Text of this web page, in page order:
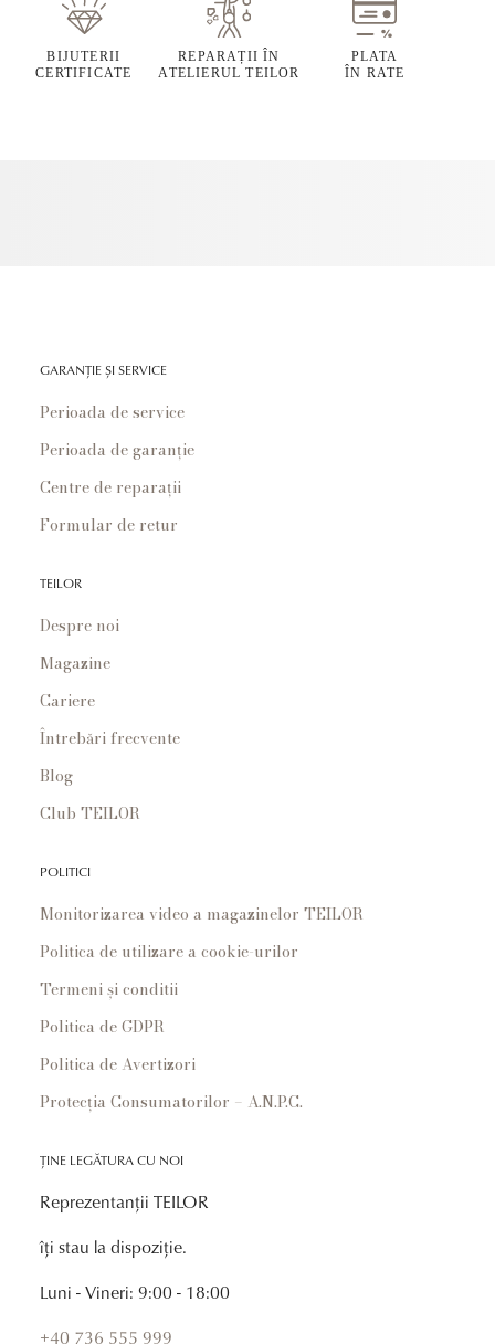
BIJUTERII
CERTIFICATE
REPARAȚII ÎN
ATELIERUL TEILOR
PLATA
ÎN RATE
GARANȚIE ȘI SERVICE
Perioada de service
Perioada de garanție
Centre de reparații
Formular de retur
TEILOR
Despre noi
Magazine
Cariere
Întrebări frecvente
Blog
Club TEILOR
POLITICI
Monitorizarea video a magazinelor TEILOR
Politica de utilizare a cookie-urilor
Termeni și conditii
Politica de GDPR
Politica de Avertizori
Protecția Consumatorilor – A.N.P.C.
ȚINE LEGĂTURA CU NOI
Reprezentanții TEILOR
îți stau la dispoziție.
Luni - Vineri: 9:00 - 18:00
+40 736 555 999